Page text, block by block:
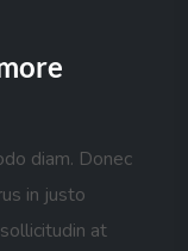
diam. Donec
in justo
at